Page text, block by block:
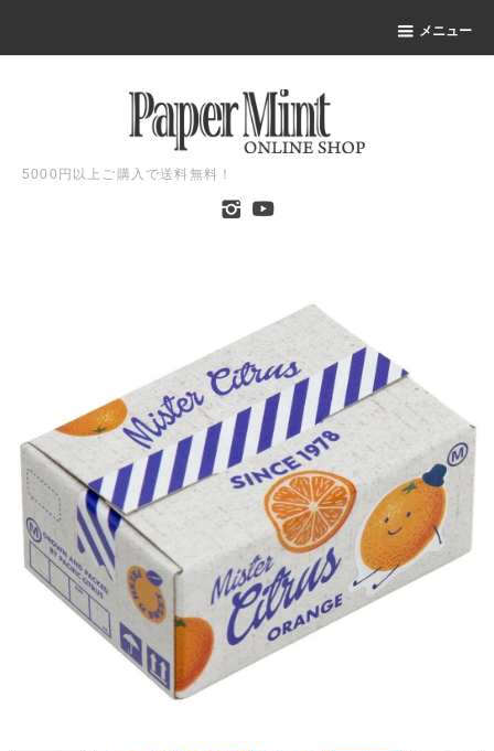
メニュー
5000円以上ご購入で送料無料！